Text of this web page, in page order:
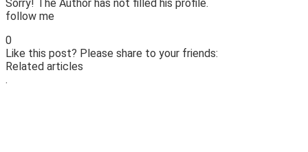
Sorry! The Author has not filled his profile.
follow me
0
Like this post? Please share to your friends:
Related articles
.